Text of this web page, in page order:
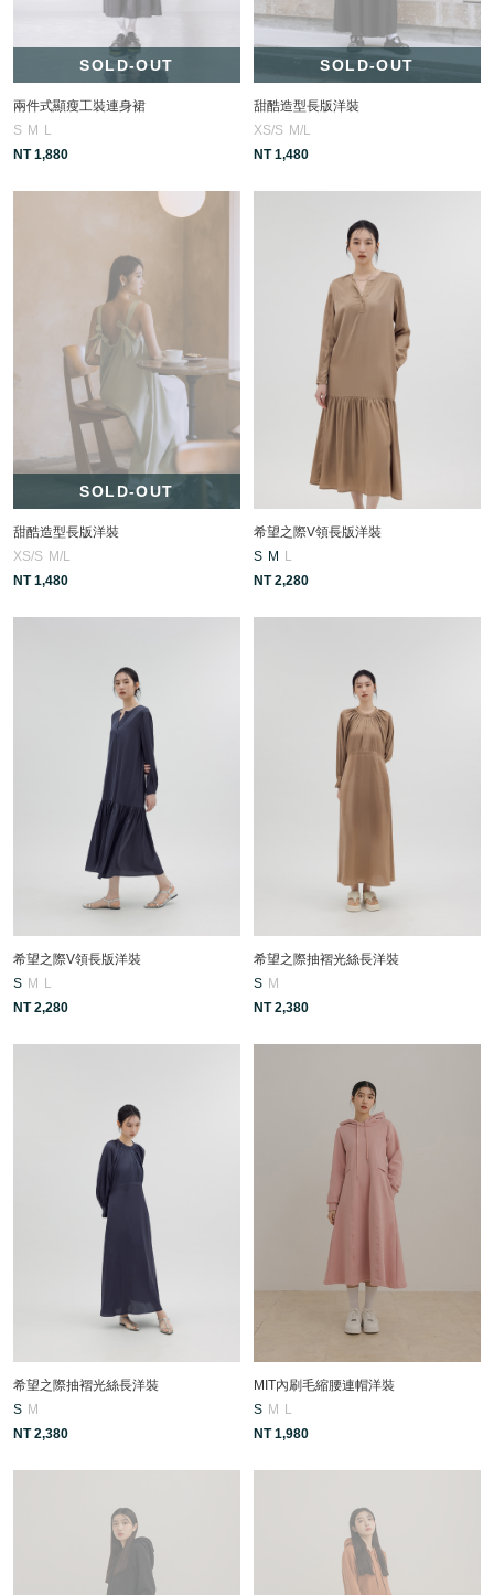
SOLD-OUT
兩件式顯瘦工裝連身裙
S M L
NT 1,880
SOLD-OUT
甜酷造型長版洋裝
XS/S M/L
NT 1,480
SOLD-OUT
甜酷造型長版洋裝
XS/S M/L
NT 1,480
希望之際V領長版洋裝
S M
L
NT 2,280
希望之際V領長版洋裝
S M L
NT 2,280
希望之際抽褶光絲長洋裝
S M
NT 2,380
希望之際抽褶光絲長洋裝
S M
NT 2,380
MIT內刷毛縮腰連帽洋裝
S M
L
NT 1,980